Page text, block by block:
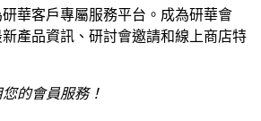
研華客戶專屬服務平台。成為研華會
產品資訊、研討會邀請和線上商店特
的會員服務！